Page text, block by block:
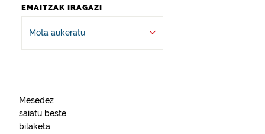
EMAITZAK IRAGAZI
Mota aukeratu
Mesedez
saiatu beste
bilaketa